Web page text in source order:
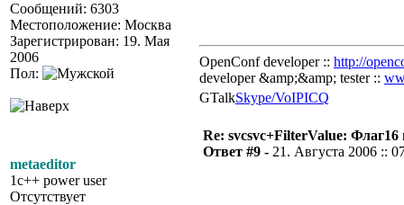
Сообщений: 6303
Местоположение: Москва
Зарегистрирован: 19. Мая
2006
Пол:
OpenConf developer :: http://
developer &amp;&amp; tester ::
GTalkSkype/VoIPICQ
metaeditor
1c++ power user
Отсутствует
Re: svcsvc+FilterValue: Флаг16
Ответ #9 - 21. Августа 2006 ::